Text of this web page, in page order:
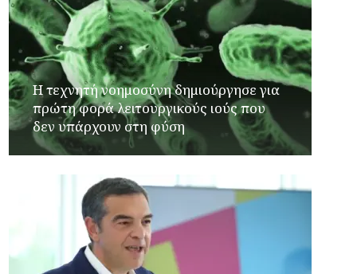
Η τεχνητή νοημοσύνη δημιούργησε για
πρώτη φορά λειτουργικούς ιούς που
δεν υπάρχουν στη φύση